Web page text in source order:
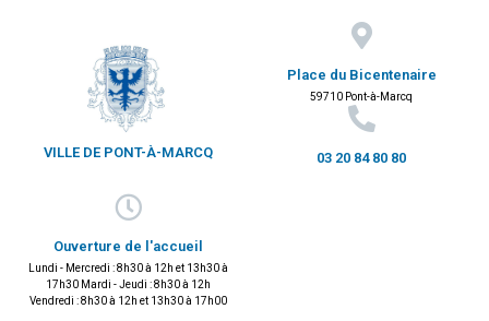
VILLE DE PONT-À-MARCQ
Place du Bicentenaire
59710 Pont-à-Marcq
03 20 84 80 80
Ouverture de l'accueil
Lundi - Mercredi : 8h30 à 12h et 13h30 à
17h30 Mardi - Jeudi : 8h30 à 12h
Vendredi : 8h30 à 12h et 13h30 à 17h00